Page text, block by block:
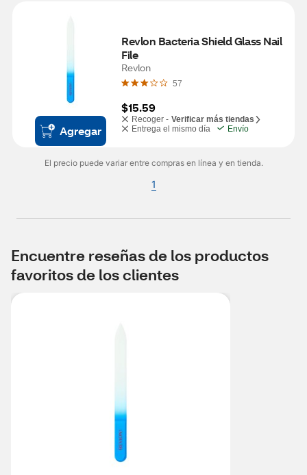
Agregar
Revlon Bacteria Shield Glass Nail
File
Revlon
57
$15.59
Recoger - Verificar más tiendas
Entrega el mismo día
Envío
El precio puede variar entre compras en línea y en tienda.
1
Encuentre reseñas de los productos
favoritos de los clientes